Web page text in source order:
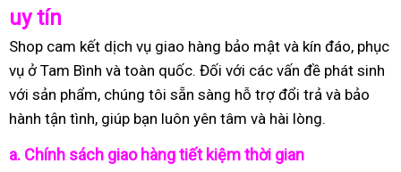
uy tín
Shop cam kết dịch vụ giao hàng bảo mật và kín đáo, phục
vụ ở Tam Bình và toàn quốc. Đối với các vấn đề phát sinh
với sản phẩm, chúng tôi sẵn sàng hỗ trợ đổi trả và bảo
hành tận tình, giúp bạn luôn yên tâm và hài lòng.
a. Chính sách giao hàng tiết kiệm thời gian